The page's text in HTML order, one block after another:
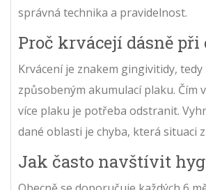
správná technika a pravidelnost.
Proč krvácejí dásně při
Krvácení je znakem gingivitidy,
způsobeným akumulací plaku. Čím
více plaku je potřeba odstranit.
dané oblasti je chyba, která situaci
Jak často navštívit